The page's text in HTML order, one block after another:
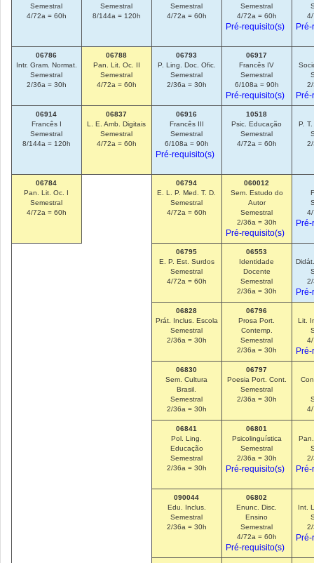
Semestral
4/72a = 60h
Semestral
8/144a = 120h
Semestral
4/72a = 60h
Semestral
4/72a = 60h
Pré-requisito(s)
06786
Intr. Gram. Normat.
Semestral
2/36a = 30h
06788
Pan. Lit. Oc. II
Semestral
4/72a = 60h
06793
P. Ling. Doc. Ofic.
Semestral
2/36a = 30h
06917
Francês IV
Semestral
6/108a = 90h
Pré-requisito(s)
06914
Francês I
Semestral
8/144a = 120h
06837
L. E. Amb. Digitais
Semestral
4/72a = 60h
06916
Francês III
Semestral
6/108a = 90h
Pré-requisito(s)
10518
Psic. Educação
Semestral
4/72a = 60h
P.
06784
Pan. Lit. Oc. I
Semestral
4/72a = 60h
06794
E. L. P. Med. T. D.
Semestral
4/72a = 60h
060012
Sem. Estudo do
Autor
Semestral
2/36a = 30h
Pré-requisito(s)
06795
E. P. Est. Surdos
Semestral
4/72a = 60h
06553
Identidade
Docente
Semestral
2/36a = 30h
06828
Prát. Inclus. Escola
Semestral
2/36a = 30h
06796
Prosa Port.
Contemp.
Semestral
2/36a = 30h
Lit.
06830
Sem. Cultura
Brasil.
Semestral
2/36a = 30h
06797
Poesia Port. Cont.
Semestral
2/36a = 30h
06841
Pol. Ling.
Educação
Semestral
2/36a = 30h
06801
Psicolinguística
Semestral
2/36a = 30h
Pré-requisito(s)
090044
Edu. Inclus.
Semestral
2/36a = 30h
06802
Enunc. Disc.
Ensino
Semestral
4/72a = 60h
Pré-requisito(s)
Int.